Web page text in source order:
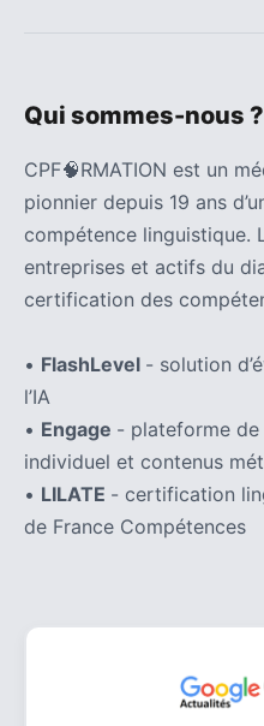
Qui sommes-nous ?
CPF🧠RMATION est un
pionnier depuis 19 ans
compétence linguistique.
entreprises et actifs du
certification des
• FlashLevel - solution
l’IA
• Engage - plateforme
individuel et contenus
• LILATE - certification
de France Compétences